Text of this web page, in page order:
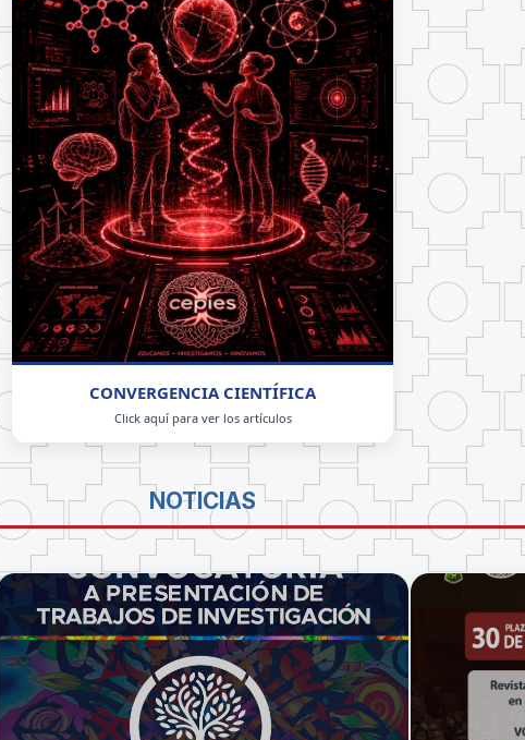
CONVERGENCIA CIENTÍFICA
Click aquí para ver los artículos
NOTICIAS